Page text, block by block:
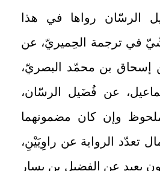
الرسّان رواها في هذا
في ترجمة الحِميريّ، عن
إسحاق بن محمّد البصريّ،
عن فُضَيل الرسّان،
ملحوظ وإن كان مضمونهما
تعدّد الرواية عن راوِيَيْنِ،
بعيد عن الفضيل بن يسار